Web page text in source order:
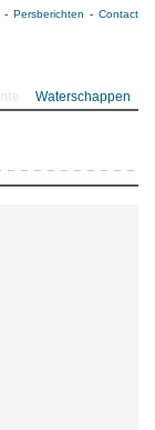
Persberichten Contact
Waterschappen